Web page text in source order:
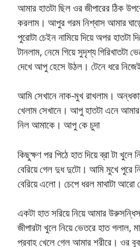
আমার হাতটা ছিল ওর জীপারের ঠিক
করলাম। আপুর গরম নিশ্বাস আমার ঘাড়ে
পুরোটা চেইন নামিয়ে দিয়ে অপর হাতটা
টানলাম, নেমে গিয়ে সুদৃশ্য গিরিখাতটা
দেখে আপু হেসে উঠল। টেনে ধরে
আমি সেখানে নাক-মুখ রাখলাম।
খেলাম সেখানে। আপু হাতটা এনে
নিল আমাকে। আপু কে চুদা
কিছুক্ষণ পর পিঠে হাত দিয়ে ব্রা টা খুলে
বেরিয়ে গেল দুধ দুটো। আমি মুখে
বেরিয়ে এলো। চেপে ধরল মাথাটা আরো
একটা হাত সরিয়ে নিয়ে আমার
জীপারটা খুলে নিয়ে ভেতরে হাত গলাল,
প্রবাহ খেলে গেল আমার শরীরে। ওর